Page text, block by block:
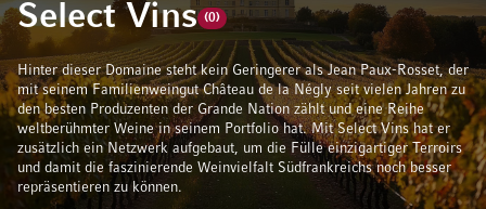
Select Vins (0)
Hinter dieser Domaine steht kein Geringerer als Jean Paux-Rosset, der
mit seinem Familienweingut Château de la Négly seit vielen Jahren zu
den besten Produzenten der Grande Nation zählt und eine Reihe
weltberühmter Weine in seinem Portfolio hat. Mit Select Vins hat er
zusätzlich ein Netzwerk aufgebaut, um die Fülle einzigartiger Terroirs
und damit die faszinierende Weinvielfalt Südfrankreichs noch besser
repräsentieren zu können.